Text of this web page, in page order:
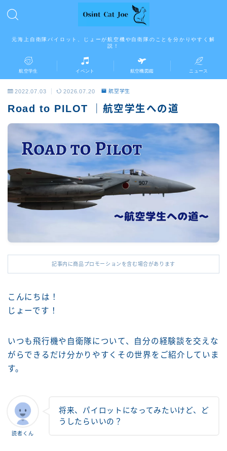
元海上自衛隊パイロット、じょーが航空機や自衛隊のことを分かりやすく解
説！
航空学生 イベント 航空機図鑑 ニュース
2022.07.03 2026.07.20 航空学生
Road to PILOT ｜航空学生への道
記事内に商品プロモーションを含む場合があります
こんにちは！
じょーです！
いつも飛行機や自衛隊について、自分の経験談を交えな
がらできるだけ分かりやすくその世界をご紹介していま
す。
読者くん
将来、パイロットになってみたいけど、ど
うしたらいいの？